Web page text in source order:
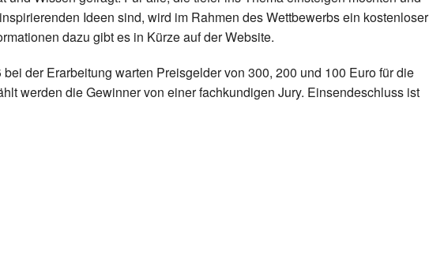
Ideen sind, wird im Rahmen des Wettbewerbs ein kostenloser
dazu gibt es in Kürze auf der Website.
der Erarbeitung warten Preisgelder von 300, 200 und 100 Euro für die
werden die Gewinner von einer fachkundigen Jury. Einsendeschluss ist